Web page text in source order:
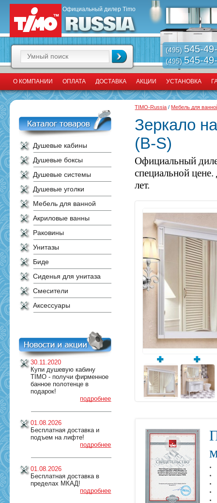
Официальный дилер Timo
(495) 545-
(495)545-
О КОМПАНИИ ОПЛАТА ДОСТАВКА АКЦИИ УСТАНОВКА
Душевые кабины
Душевые боксы
Душевые системы
Душевые уголки
Мебель для ванной
Акриловые ванны
Раковины
Унитазы
Биде
Сиденья для унитаза
Смесители
Аксессуары
30.11.2020
Купи душевую кабину
TIMO - получи фирменное
банное полотенце в
подарок!
подробнее
01.08.2026
Бесплатная доставка и
подъем на лифте!
подробнее
01.08.2026
Бесплатная доставка в
пределах МКАД!
подробнее
TIMO-Russia / Мебель для
Зеркало
(B-S)
Официальный
специальной
лет.